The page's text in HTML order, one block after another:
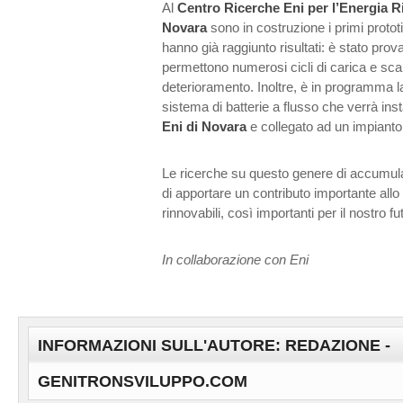
Al Centro Ricerche Eni per l’Energia
Novarasono in costruzione i primi
hanno già raggiunto risultati: è stato
permettono numerosi cicli di carica e
deterioramento. Inoltre, è in programma
sistema di batterie a flusso che verrà
Eni di Novarae collegato ad un
Le ricerche su questo genere di
di apportare un contributo importante
rinnovabili, così importanti per il nostro
In collaborazione con Eni
INFORMAZIONI SULL'AUTORE: REDAZIONE -
GENITRONSVILUPPO.COM